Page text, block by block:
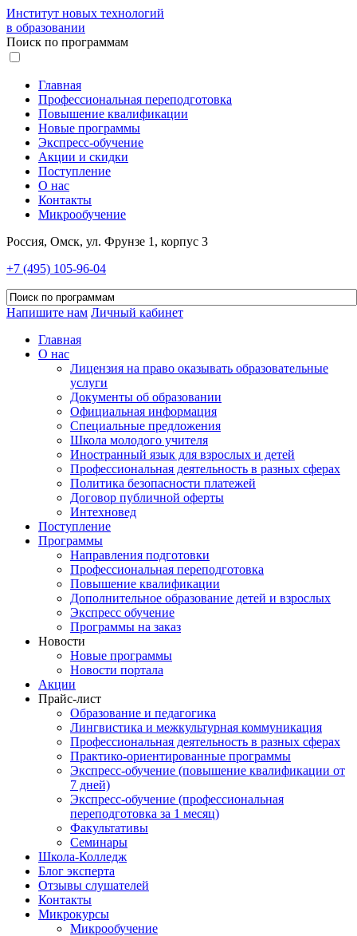
Институт новых технологий
в образовании
Поиск по программам
Главная
Профессиональная переподготовка
Повышение квалификации
Новые программы
Экспресс-обучение
Акции и скидки
Поступление
О нас
Контакты
Микрообучение
Россия, Омск, ул. Фрунзе 1, корпус 3
+7 (495) 105-96-04
Напишите нам Личный кабинет
Главная
О нас
Лицензия на право оказывать образовательные
услуги
Документы об образовании
Официальная информация
Специальные предложения
Школа молодого учителя
Иностранный язык для взрослых и детей
Профессиональная деятельность в разных сферах
Политика безопасности платежей
Договор публичной оферты
Интехновед
Поступление
Программы
Направления подготовки
Профессиональная переподготовка
Повышение квалификации
Дополнительное образование детей и взрослых
Экспресс обучение
Программы на заказ
Новости
Новые программы
Новости портала
Акции
Прайс-лист
Образование и педагогика
Лингвистика и межкультурная коммуникация
Профессиональная деятельность в разных сферах
Практико-ориентированные программы
Экспресс-обучение (повышение квалификации от
7 дней)
Экспресс-обучение (профессиональная
переподготовка за 1 месяц)
Факультативы
Семинары
Школа-Колледж
Блог эксперта
Отзывы слушателей
Контакты
Микрокурсы
Микрообучение